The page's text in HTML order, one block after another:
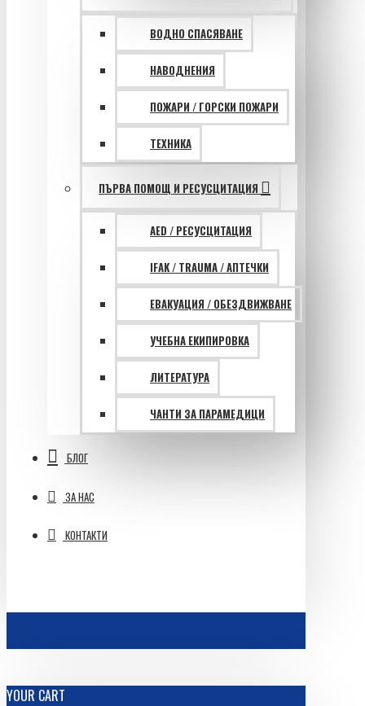
ВОДНО СПАСЯВАНЕ
НАВОДНЕНИЯ
ПОЖАРИ / ГОРСКИ ПОЖАРИ
ТЕХНИКА
ПЪРВА ПОМОЩ И РЕСУСЦИТАЦИЯ
AED / РЕСУСЦИТАЦИЯ
IFAK / TRAUMA / АПТЕЧКИ
ЕВАКУАЦИЯ / ОБЕЗДВИЖВАНЕ
УЧЕБНА ЕКИПИРОВКА
ЛИТЕРАТУРА
ЧАНТИ ЗА ПАРАМЕДИЦИ
БЛОГ
ЗА НАС
КОНТАКТИ
YOUR CART